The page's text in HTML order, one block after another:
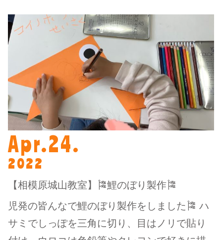
Apr.24.
2022
【相模原城山教室】🎏鯉のぼり製作🎏
児発の皆んなで鯉のぼり製作をしました🎏 ハ
サミでしっぽを三角に切り、目はノリで貼り